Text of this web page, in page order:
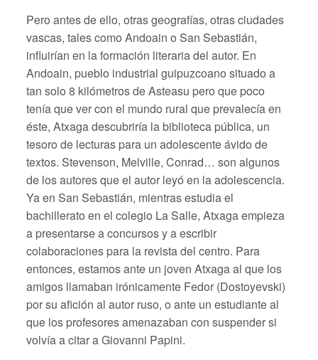
Pero antes de ello, otras geografías, otras ciudades
vascas, tales como Andoain o San Sebastián,
influirían en la formación literaria del autor. En
Andoain, pueblo industrial guipuzcoano situado a
tan solo 8 kilómetros de Asteasu pero que poco
tenía que ver con el mundo rural que prevalecía en
éste, Atxaga descubriría la biblioteca pública, un
tesoro de lecturas para un adolescente ávido de
textos. Stevenson, Melville, Conrad… son algunos
de los autores que el autor leyó en la adolescencia.
Ya en San Sebastián, mientras estudia el
bachillerato en el colegio La Salle, Atxaga empieza
a presentarse a concursos y a escribir
colaboraciones para la revista del centro. Para
entonces, estamos ante un joven Atxaga al que los
amigos llamaban irónicamente Fedor (Dostoyevski)
por su afición al autor ruso, o ante un estudiante al
que los profesores amenazaban con suspender si
volvía a citar a Giovanni Papini.